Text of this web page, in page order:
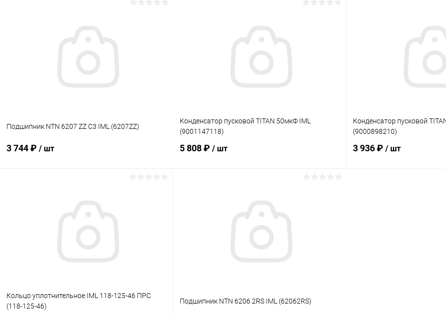
Подшипник NTN 6207 ZZ C3 IML (6207ZZ)
3 744 ₽ / шт
Конденсатор пусковой TITAN 50мкФ IML
(9001147118)
5 808 ₽ / шт
Конденсатор пусковой
(9000898210)
3 936 ₽ / шт
Кольцо уплотнительное IML 118-125-46 ПРС
(118-125-46)
Подшипник NTN 6206 2RS IML (62062RS)